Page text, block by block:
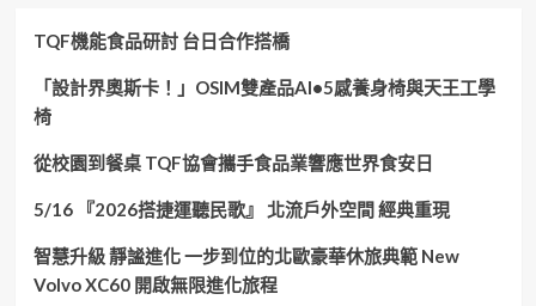
TQF機能食品研討 台日合作搭橋
「設計界奧斯卡！」OSIM雙產品AI•5感養身椅與天王工學
椅
從校園到餐桌 TQF協會攜手食品業響應世界食安日
5/16 『2026搭捷運聽民歌』 北流戶外空間 經典重現
智慧升級 靜謐進化 一步到位的北歐豪華休旅典範 New
Volvo XC60 開啟無限進化旅程